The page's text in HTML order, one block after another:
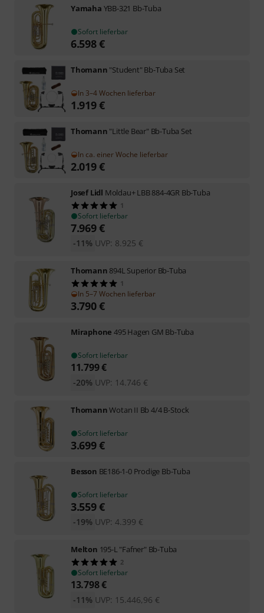
Yamaha YBB-321 Bb-Tuba
Sofort lieferbar
6.598€
Thomann "Student" Bb-Tuba Set
In 3–4 Wochen lieferbar
1.919€
Thomann "Little Bear" Bb-Tuba Set
In ca. einer Woche lieferbar
2.019€
Josef Lidl Moldau+ LBB 884-4GR Bb-Tuba
1
Sofort lieferbar
7.969€
UVP: 8.925 €
-11%
Thomann 894L Superior Bb-Tuba
1
In 5–7 Wochen lieferbar
3.790€
Miraphone 495 Hagen GM Bb-Tuba
Sofort lieferbar
11.799€
UVP: 14.746 €
-20%
ThomannWotan II Bb 4/4 B-Stock
Sofort lieferbar
3.699€
Besson BE186-1-0 Prodige Bb-Tuba
Sofort lieferbar
3.559€
UVP: 4.399 €
-19%
Melton 195-L "Fafner" Bb-Tuba
2
Sofort lieferbar
13.798€
UVP: 15.446,96 €
-11%